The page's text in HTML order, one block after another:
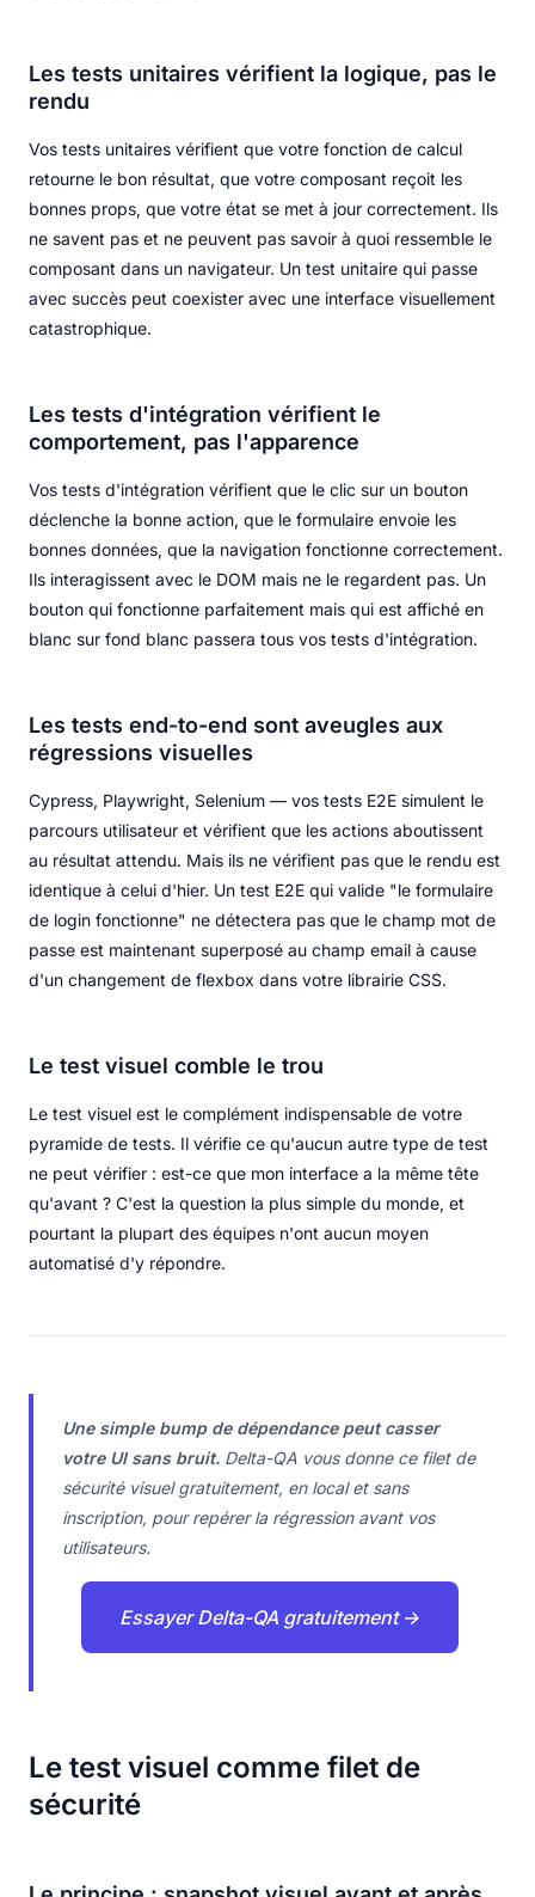
Les tests unitaires vérifient la logique, pas le
rendu
Vos tests unitaires vérifient que votre fonction de calcul
retourne le bon résultat, que votre composant reçoit les
bonnes props, que votre état se met à jour correctement. Ils
ne savent pas et ne peuvent pas savoir à quoi ressemble le
composant dans un navigateur. Un test unitaire qui passe
avec succès peut coexister avec une interface visuellement
catastrophique.
Les tests d'intégration vérifient le
comportement, pas l'apparence
Vos tests d'intégration vérifient que le clic sur un bouton
déclenche la bonne action, que le formulaire envoie les
bonnes données, que la navigation fonctionne correctement.
Ils interagissent avec le DOM mais ne le regardent pas. Un
bouton qui fonctionne parfaitement mais qui est affiché en
blanc sur fond blanc passera tous vos tests d'intégration.
Les tests end-to-end sont aveugles aux
régressions visuelles
Cypress, Playwright, Selenium — vos tests E2E simulent le
parcours utilisateur et vérifient que les actions aboutissent
au résultat attendu. Mais ils ne vérifient pas que le rendu est
identique à celui d'hier. Un test E2E qui valide "le formulaire
de login fonctionne" ne détectera pas que le champ mot de
passe est maintenant superposé au champ email à cause
d'un changement de flexbox dans votre librairie CSS.
Le test visuel comble le trou
Le test visuel est le complément indispensable de votre
pyramide de tests. Il vérifie ce qu'aucun autre type de test
ne peut vérifier : est-ce que mon interface a la même tête
qu'avant ? C'est la question la plus simple du monde, et
pourtant la plupart des équipes n'ont aucun moyen
automatisé d'y répondre.
Une simple bump de dépendance peut casser
votre UI sans bruit. Delta-QA vous donne ce filet de
sécurité visuel gratuitement, en local et sans
inscription, pour repérer la régression avant vos
utilisateurs.
Essayer Delta-QA gratuitement →
Le test visuel comme filet de
sécurité